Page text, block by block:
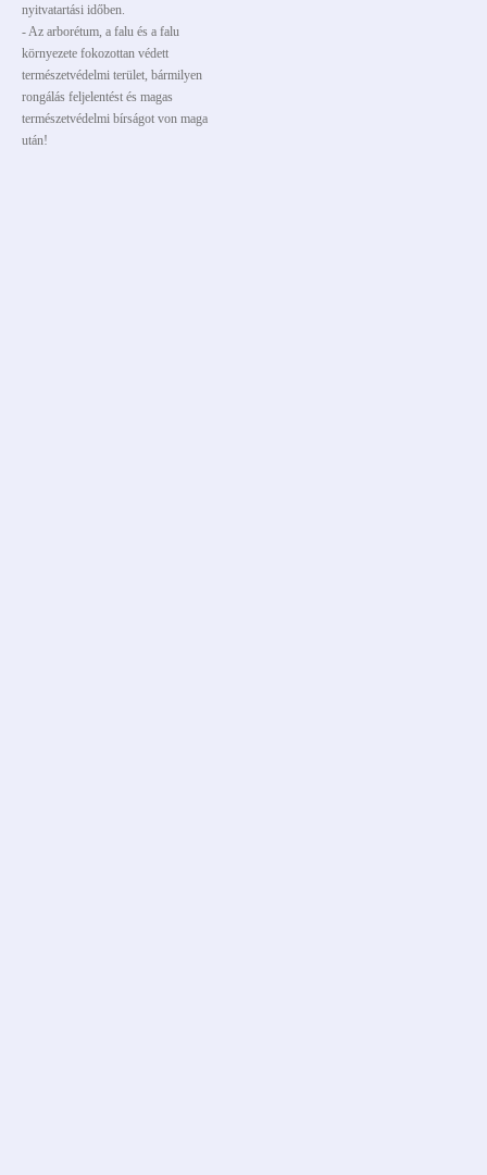
nyitvatartási időben.
- Az arborétum, a falu és a falu
környezete fokozottan védett
természetvédelmi terület, bármilyen
rongálás feljelentést és magas
természetvédelmi bírságot von maga
után!